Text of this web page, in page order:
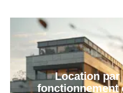
Location par
fonctionnement